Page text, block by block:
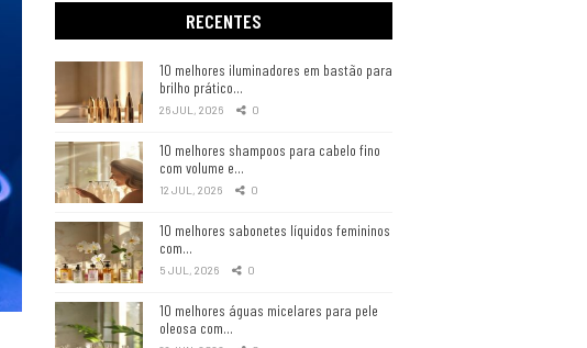
RECENTES
10 melhores iluminadores em bastão para
brilho prático…
26 JUL, 2026 0
10 melhores shampoos para cabelo fino
com volume e…
12 JUL, 2026 0
10 melhores sabonetes líquidos femininos
com…
5 JUL, 2026 0
10 melhores águas micelares para pele
oleosa com…